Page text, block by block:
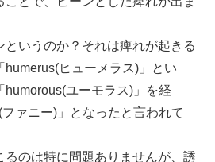
というのか？それは痺れが起きる
humerus(ヒューメラス)」とい
humorous(ユーモラス)」を経
ァニー)」となったと言われて
るのは特に問題ありませんが、誘